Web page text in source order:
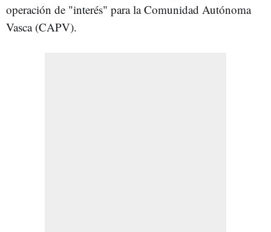
operación de "interés" para la Comunidad Autónoma
Vasca (CAPV).